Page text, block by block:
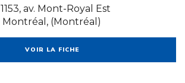
1153, av. Mont-Royal Est
Montréal, (Montréal)
VOIR LA FICHE